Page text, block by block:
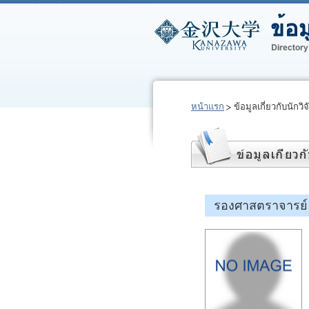
หน้าแรก ข้อมูลเกี่ยวกับนักวิ
รองศาสตราจา